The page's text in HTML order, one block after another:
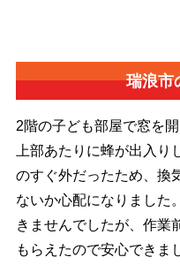
瑞浪市
2階の子ども部屋で窓を
上部あたりに蜂が出入り
のすぐ外だったため、換
ないか心配になりました
きませんでしたが、作業
もらえたので安心できま